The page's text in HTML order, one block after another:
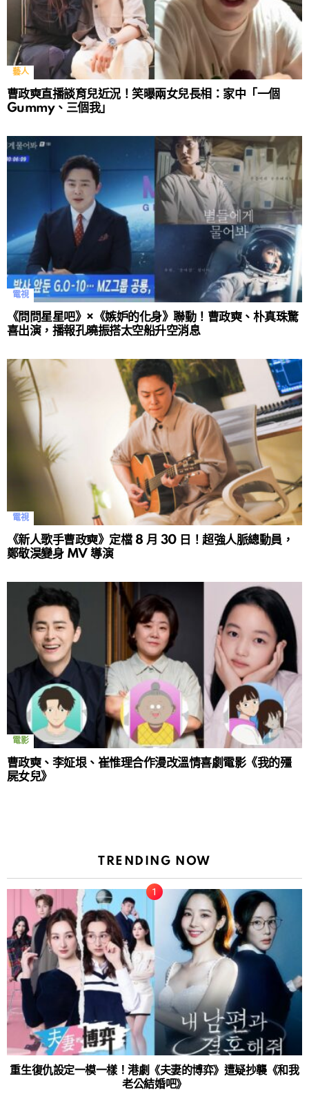
藝人
曹政奭直播談育兒近況！笑曝兩女兒長相：家中「一個
Gummy、三個我」
電視
《問問星星吧》×《嫉妒的化身》聯動！曹政奭、朴真珠驚
喜出演，播報孔曉振搭太空船升空消息
電視
《新人歌手曹政奭》定檔 8 月 30 日！超強人脈總動員，
鄭敬淏變身 MV 導演
電影
曹政奭、李姃垠、崔惟理合作漫改溫情喜劇電影《我的殭
屍女兒》
TRENDING NOW
重生復仇設定一模一樣！港劇《夫妻的博弈》遭疑抄襲《和我
老公結婚吧》